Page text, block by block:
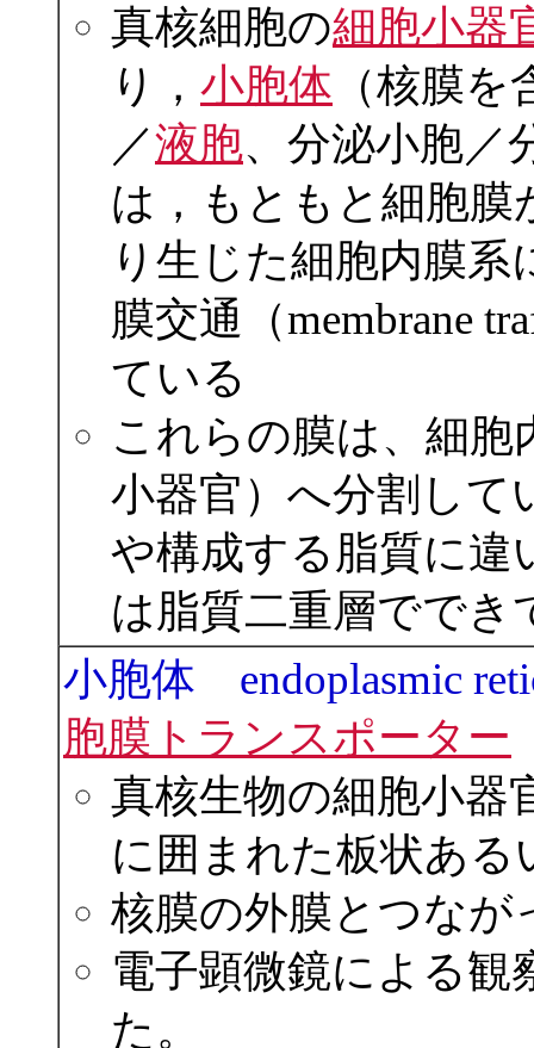
真核細胞の細胞小器
り， 小胞体 （核膜
／液胞、分泌小胞／
は，もともと細胞膜
り生じた細胞内膜
膜交通（membrane
ている
これらの膜は、細胞
小器官）へ分割して
や構成する脂質に違
は脂質二重層ででき
小胞体 endoplasmic
胞膜トランスポーター
真核生物の細胞小器
に囲まれた板状ある
核膜の外膜とつなが
電子顕微鏡による観
た。